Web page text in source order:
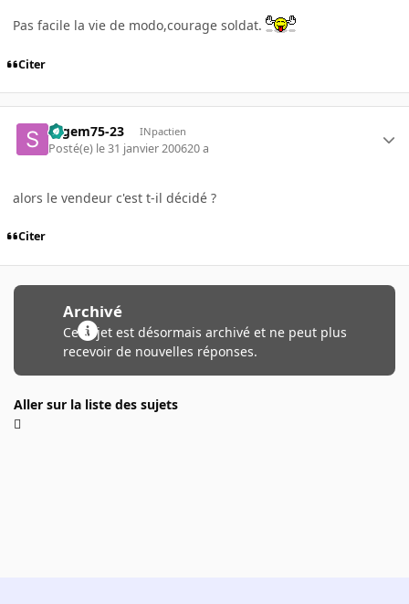
Pas facile la vie de modo,courage soldat.
Citer
sagem75-23 INpactien
Posté(e) le 31 janvier 200620 a
alors le vendeur c'est t-il décidé ?
Citer
Archivé
Ce sujet est désormais archivé et ne peut plus
recevoir de nouvelles réponses.
Aller sur la liste des sujets